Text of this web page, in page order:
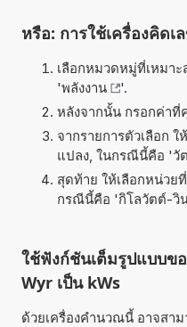
หรือ: การใช้เครื่องคิดเ
เลือกหมวดหมู่ที่เหมา
'พลังงาน
'.
หลังจากนั้น กรอกค่าที่
จากรายการตัวเลือก
แปลง, ในกรณีนี้คือ 'วั
สุดท้าย ให้เลือกหน่วย
กรณีนี้คือ 'กิโลวัตต์-วิ
ใช้ฟังก์ชันเต็มรูปแบบข
Wyr เป็น kWs
ด้วยเครื่องคำนวณนี้ อาจสา